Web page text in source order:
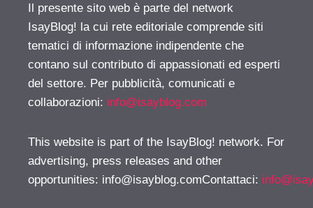
Il presente sito web è parte del network
IsayBlog! la cui rete editoriale comprende siti
tematici di informazione indipendente che
contano sul contributo di appassionati ed esperti
del settore. Per pubblicità, comunicati e
collaborazioni: info@isayblog.com
This website is part of the IsayBlog! network. For
advertising, press releases and other
opportunities: info@isayblog.comContattaci: